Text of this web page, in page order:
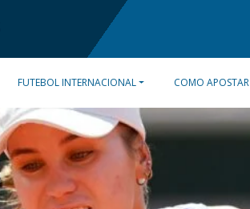
FUTEBOL INTERNACIONAL COMO APOSTAR